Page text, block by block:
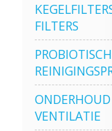
FILTERS
VENTILATIE